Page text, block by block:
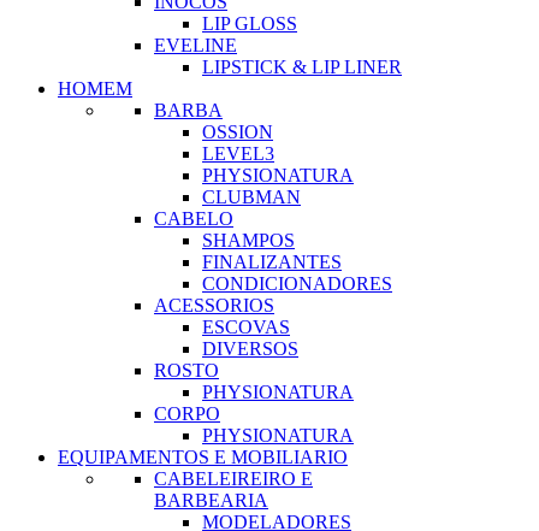
LIP GLOSS
EVELINE
LIPSTICK & LIP LINER
HOMEM
BARBA
OSSION
LEVEL3
PHYSIONATURA
CLUBMAN
CABELO
SHAMPOS
FINALIZANTES
CONDICIONADORES
ACESSORIOS
ESCOVAS
DIVERSOS
ROSTO
PHYSIONATURA
CORPO
PHYSIONATURA
EQUIPAMENTOS E MOBILIARIO
CABELEIREIRO E
BARBEARIA
MODELADORES